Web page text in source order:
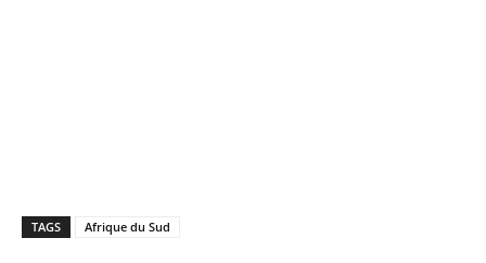
TAGS Afrique du Sud